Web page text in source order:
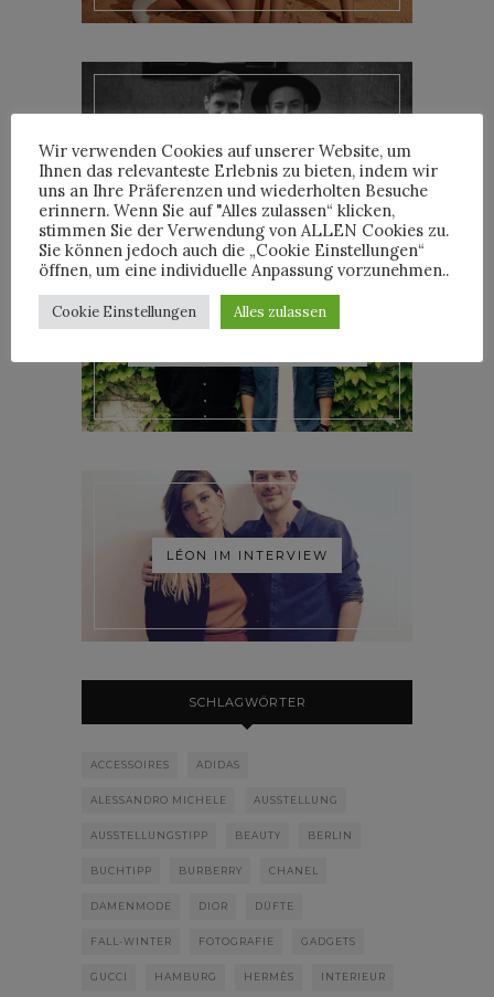
WOODKID IM INTERVIEW
LÉON IM INTERVIEW
SCHLAGWÖRTER
ACCESSOIRES ADIDAS
ALESSANDRO MICHELE AUSSTELLUNG
AUSSTELLUNGSTIPP BEAUTY BERLIN
BUCHTIPP BURBERRY CHANEL
DAMENMODE DIOR DÜFTE
FALL-WINTER FOTOGRAFIE GADGETS
GUCCI HAMBURG HERMÈS INTERIEUR
Wir verwenden Cookies auf unserer Website, um
Ihnen das relevanteste Erlebnis zu bieten, indem wir
uns an Ihre Präferenzen und wiederholten Besuche
erinnern. Wenn Sie auf "Alles zulassen“ klicken,
stimmen Sie der Verwendung von ALLEN Cookies zu.
Sie können jedoch auch die „Cookie Einstellungen“
öffnen, um eine individuelle Anpassung vorzunehmen..
Cookie Einstellungen Alles zulassen